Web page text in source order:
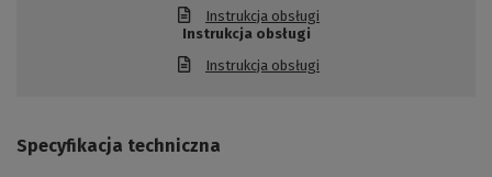
Instrukcja obsługi
Instrukcja obsługi
Instrukcja obsługi
Specyfikacja techniczna